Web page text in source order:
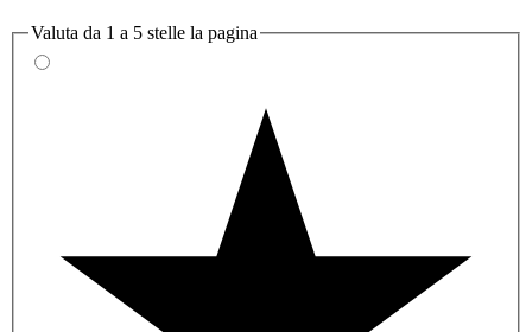
Valuta da 1 a 5 stelle la pagina